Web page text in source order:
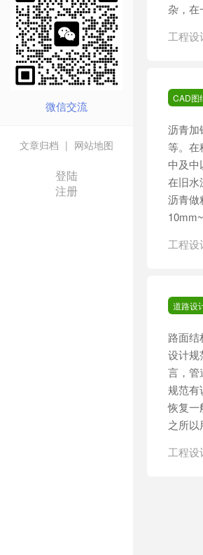
微信交流
文章归档 | 网站地图
登陆
注册
杂，
工程设
CAD图
沥青加
等。在
中及中
在旧水
沥青做
工程设
道路设
路面
设计规
言，管
规范有
恢复一
之所
工程设